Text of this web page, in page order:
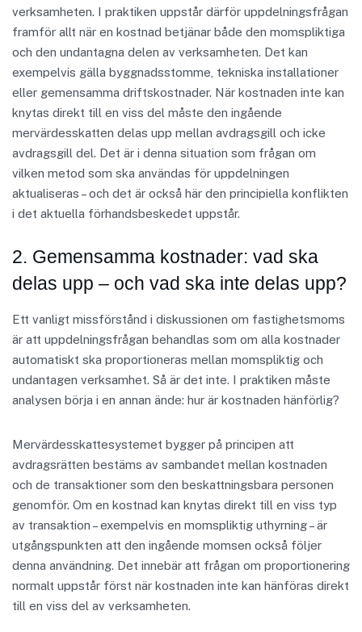
verksamheten. I praktiken uppstår därför uppdelningsfrågan
framför allt när en kostnad betjänar både den momspliktiga
och den undantagna delen av verksamheten. Det kan
exempelvis gälla byggnadsstomme, tekniska installationer
eller gemensamma driftskostnader. När kostnaden inte kan
knytas direkt till en viss del måste den ingående
mervärdesskatten delas upp mellan avdragsgill och icke
avdragsgill del. Det är i denna situation som frågan om
vilken metod som ska användas för uppdelningen
aktualiseras – och det är också här den principiella konflikten
i det aktuella förhandsbeskedet uppstår.
2. Gemensamma kostnader: vad ska
delas upp – och vad ska inte delas upp?
Ett vanligt missförstånd i diskussionen om fastighetsmoms
är att uppdelningsfrågan behandlas som om alla kostnader
automatiskt ska proportioneras mellan momspliktig och
undantagen verksamhet. Så är det inte. I praktiken måste
analysen börja i en annan ände: hur är kostnaden hänförlig?
Mervärdesskattesystemet bygger på principen att
avdragsrätten bestäms av sambandet mellan kostnaden
och de transaktioner som den beskattningsbara personen
genomför. Om en kostnad kan knytas direkt till en viss typ
av transaktion – exempelvis en momspliktig uthyrning – är
utgångspunkten att den ingående momsen också följer
denna användning. Det innebär att frågan om proportionering
normalt uppstår först när kostnaden inte kan hänföras direkt
till en viss del av verksamheten.